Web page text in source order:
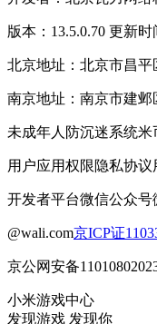
版本：13.5.0.70 更新时
北京地址：北京市昌平
南京地址：南京市建
未成年人防沉迷系统米
用户应用权限隐私协议
开发者平台微信公众号
@wali.com京ICP证
京公网安备
小米游戏中心
发现游戏 发现你